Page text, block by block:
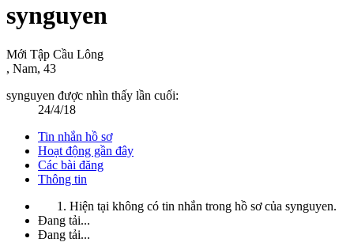
synguyen
Mới Tập Cầu Lông
, Nam, 43
synguyen được nhìn thấy lần cuối:
24/4/18
Tin nhắn hồ sơ
Hoạt động gần đây
Các bài đăng
Thông tin
Hiện tại không có tin nhắn trong hồ sơ của synguyen.
Đang tải...
Đang tải...